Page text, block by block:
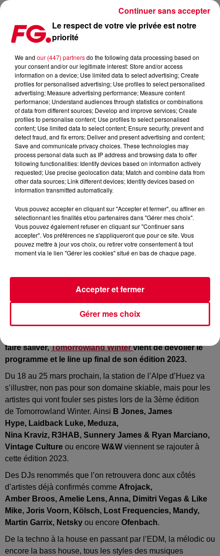
TOMORROWLAND WINTER 2023, LA PROGRAMMATION
Publié : 16 décembre 2022 à 16h33 par Jean-Baptiste
BLANDIN
Plus qu’une centaine de jours avant le lancement du
faire saliver,TomorrowlandWintervient de dévoiler le
programme et le line up final de son édition 2023.
Du 18 au 25 mars prochain, la station de l’Alpe d’Huez va
s’illustrer, non pas pour son domaine skiable, mais pour les
artistes qui vont fouler ses pistes lors de la 3ème édition
de Tomorrowland Winter. Ainsi B Jones, James
Hype, Laidback Luke, Meduza,
Nina Kraviz, R3HAB, Sunnery James & Ryan Marciano,
Vintage Culture ou encore W&W viennent se rajouter à
cette édition 2023.
Des DJs renommés que l’on retrouvera donc aux côtés
d’artistes déjà confirmés comme Afrojack,
Amber Broos, Amelie Lens, Anna, Dimitri Vegas & Like
Mike, Joris Voorn, Kölsch, Lost Frequencies, Mandy,
Martin Garrix, Netsky ou encore Ofenbach.
De la techno à la house en passant par l’ EDM, la mélodic ou
encore la bass house, tous les styles des musiques
Le respect de votre vie privée est notre
priorité
We and our (447) partnersdo the following data processing based on
your consent and/or our legitimate interest: Store and/or access
information on a device; Use limited data to select advertising; Create
profiles for personalised advertising; Use profiles to select personalised
advertising; Measure advertising performance; Measure content
performance; Understand audiences through statistics or combinations
of data from different sources; Develop and improve services; Create
profiles to personalise content; Use profiles to select personalised
content; Use limited data to select content; Ensure security, prevent and
detect fraud, and fix errors; Deliver and present advertising and content;
Save and communicate privacy choices. These technologies may
process personal data such as IP address and browsing data to offer
following functionalities: Identify devices based on information actively
requested; Use precise geolocation data; Match and combine data from
other data sources; Link different devices; Identify devices based on
information transmitted automatically.
Vous pouvez accepter en cliquant sur "Accepter et fermer", ou affiner en
sélectionnant les finalités et/ou partenaires dans "Gérer mes choix".
Vous pouvez également refuser en cliquant sur "Continuer sans
accepter". Vos préférences ne s'appliqueront que pour ce site. Vous
pouvez mettre à jour vos choix, ou retirer votre consentement à tout
moment via le lien "Gérer les cookies" situé en bas de chaque page.
Gérer mes choix
Accepter et fermer
Continuer sans accepter